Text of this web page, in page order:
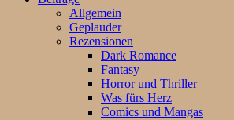
Allgemein
Geplauder
Rezensionen
Dark Romance
Fantasy
Horror und Thriller
Was fürs Herz
Comics und Mangas